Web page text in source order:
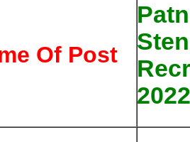
Of Post